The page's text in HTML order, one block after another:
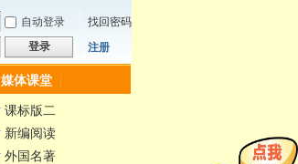
自动登录
找回密码
登录 注册
媒体课堂
课标版二
新编阅读
外国名著